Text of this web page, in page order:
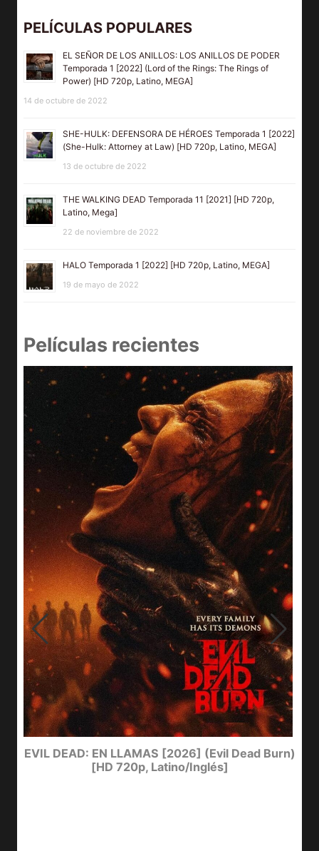
PELÍCULAS POPULARES
EL SEÑOR DE LOS ANILLOS: LOS ANILLOS DE PODER
Temporada 1 [2022] (Lord of the Rings: The Rings of
Power) [HD 720p, Latino, MEGA]
14 de octubre de 2022
SHE-HULK: DEFENSORA DE HÉROES Temporada 1 [2022]
(She-Hulk: Attorney at Law) [HD 720p, Latino, MEGA]
13 de octubre de 2022
THE WALKING DEAD Temporada 11 [2021] [HD 720p,
Latino, Mega]
22 de noviembre de 2022
HALO Temporada 1 [2022] [HD 720p, Latino, MEGA]
19 de mayo de 2022
Películas recientes
EVIL DEAD: EN LLAMAS [2026] (Evil Dead Burn)
[HD 720p, Latino/Inglés]